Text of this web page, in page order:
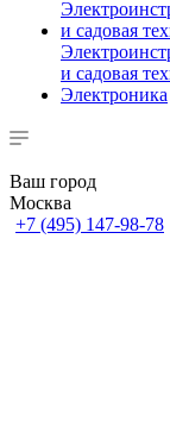
и садовая
Электроника
Ваш город
Москва
+7 (495) 147-98-78